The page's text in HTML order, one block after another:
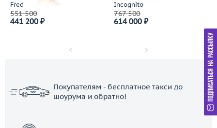
Fred
551 500
441 200 ₽
Incognito
767 500
614 000 ₽
Покупателям - бесплатное такси до
шоурума и обратно!